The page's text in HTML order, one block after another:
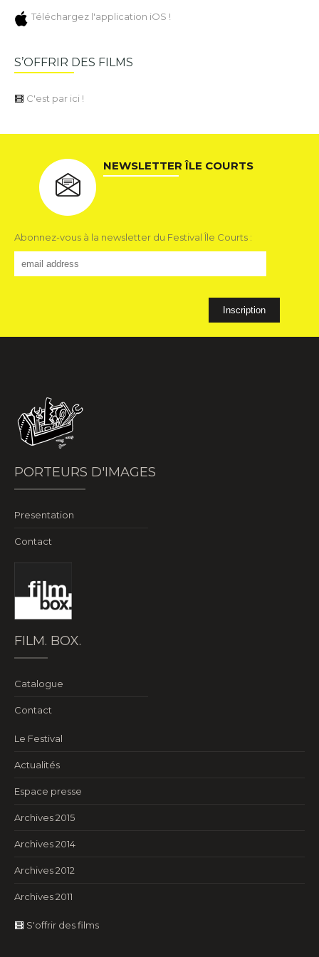
Téléchargez l'application iOS !
S’OFFRIR DES FILMS
C'est par ici !
NEWSLETTER ÎLE COURTS
Abonnez-vous à la newsletter du Festival Île Courts :
PORTEURS D'IMAGES
Presentation
Contact
FILM. BOX.
Catalogue
Contact
Le Festival
Actualités
Espace presse
Archives 2015
Archives 2014
Archives 2012
Archives 2011
S'offrir des films